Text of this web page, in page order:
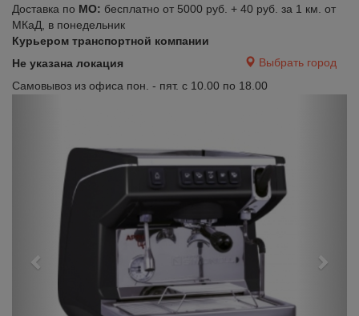
Доставка по МО: бесплатно от 5000 руб. + 40 руб. за 1 км. от
МКаД, в понедельник
Курьером транспортной компании
Не указана локация
Выбрать город
Самовывоз из офиса пон. - пят. с 10.00 по 18.00